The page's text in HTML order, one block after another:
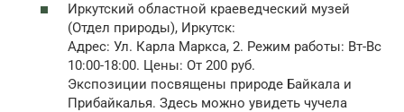
Иркутский областной краеведческий музей
(Отдел природы), Иркутск:
Адрес: Ул. Карла Маркса, 2. Режим работы: Вт-Вс
10:00-18:00. Цены: От 200 руб.
Экспозиции посвящены природе Байкала и
Прибайкалья. Здесь можно увидеть чучела